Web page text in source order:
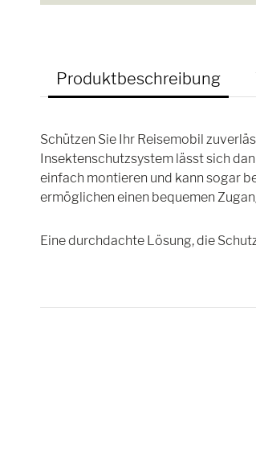
Produktbeschreibung
Schützen Sie Ihr Reisemobil
Insektenschutzsystem lässt sich
einfach montieren und kann sogar
ermöglichen einen bequemen
Eine durchdachte Lösung, die